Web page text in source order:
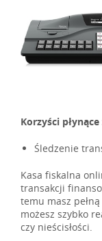
Korzyści
Śledzenie
Kasa fiskalna
transakcji
temu masz
możesz szybko
czy nieścisłości.